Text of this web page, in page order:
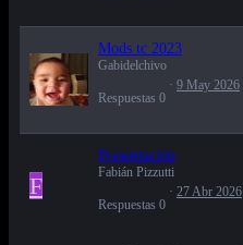
Mods tc 2023
Gabidelchivo
Respuestas 0
9 May 2026
F
Presentación
Fabián Pizzutti
Respuestas 0
27 Abr 2026